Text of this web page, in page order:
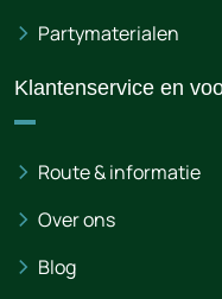
Partymaterialen
Klantenservice en
Route & informatie
Over ons
Blog